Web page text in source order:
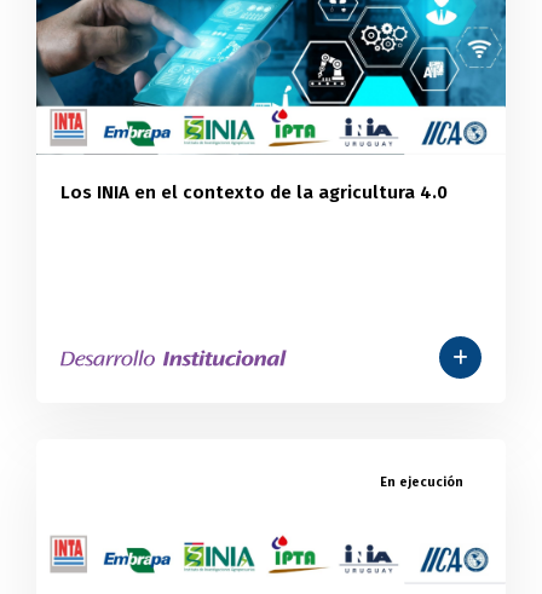
Los INIA en el contexto de la agricultura 4.0
En ejecución